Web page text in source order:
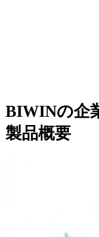
BIWINの企
製品概要